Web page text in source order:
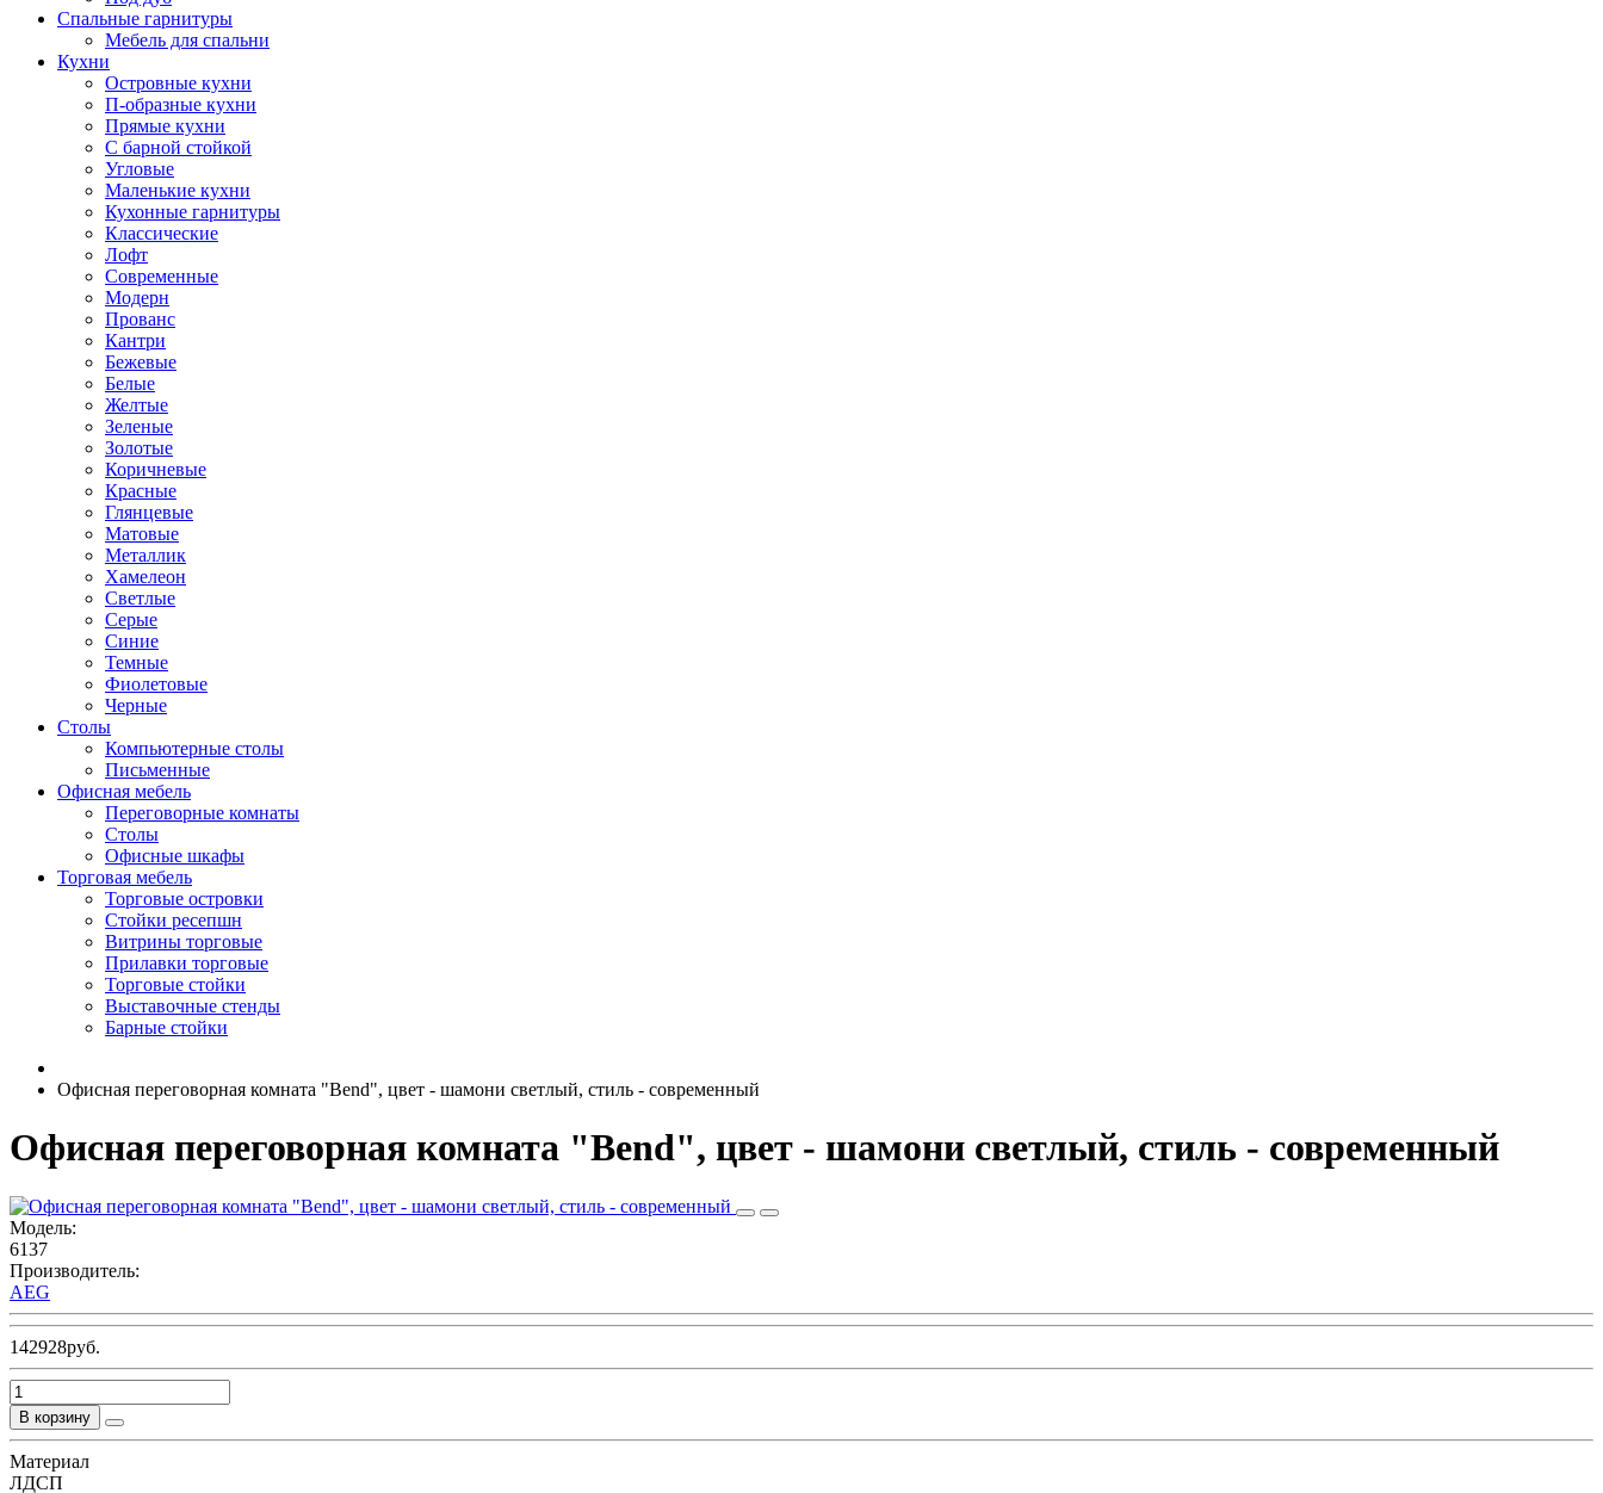
Спальные гарнитуры
Мебель для спальни
Кухни
Островные кухни
П-образные кухни
Прямые кухни
С барной стойкой
Угловые
Маленькие кухни
Кухонные гарнитуры
Классические
Лофт
Современные
Модерн
Прованс
Кантри
Бежевые
Белые
Желтые
Зеленые
Золотые
Коричневые
Красные
Глянцевые
Матовые
Металлик
Хамелеон
Светлые
Серые
Синие
Темные
Фиолетовые
Черные
Столы
Компьютерные столы
Письменные
Офисная мебель
Переговорные комнаты
Столы
Офисные шкафы
Торговая мебель
Торговые островки
Стойки ресепшн
Витрины торговые
Прилавки торговые
Торговые стойки
Выставочные стенды
Барные стойки
Офисная переговорная комната "Bend", цвет - шамони светлый, стиль - современный
Офисная переговорная комната "Bend", цвет - шамони светлый, стиль - современный
Модель:
6137
Производитель:
AEG
142928руб.
В корзину
Материал
ЛДСП